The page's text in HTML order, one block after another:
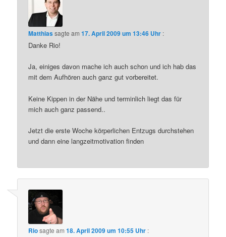
Matthiassagte am17. April 2009 um 13:46 Uhr :
Danke Rio!
Ja, einiges davon mache ich auch schon und ich hab das
mit dem Aufhören auch ganz gut vorbereitet.
Keine Kippen in der Nähe und terminlich liegt das für
mich auch ganz passend..
Jetzt die erste Woche körperlichen Entzugs durchstehen
und dann eine langzeitmotivation finden
Riosagte am18. April 2009 um 10:55 Uhr :